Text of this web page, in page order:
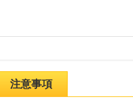
注意事項